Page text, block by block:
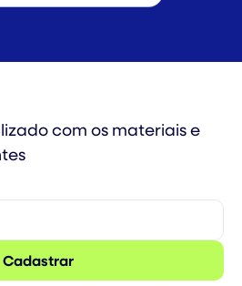
com os materiais e